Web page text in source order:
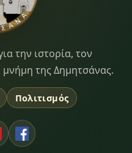
την ιστορία, τον
μνήμη της Δημητσάνας.
Πολιτισμός